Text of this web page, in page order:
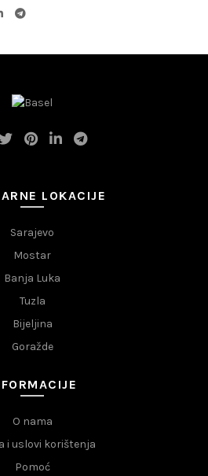
LOKACIJE
Sarajevo
Mostar
Banja Luka
Tuzla
Bijeljina
Goražde
O nama
i uslovi korištenja
Pomoć